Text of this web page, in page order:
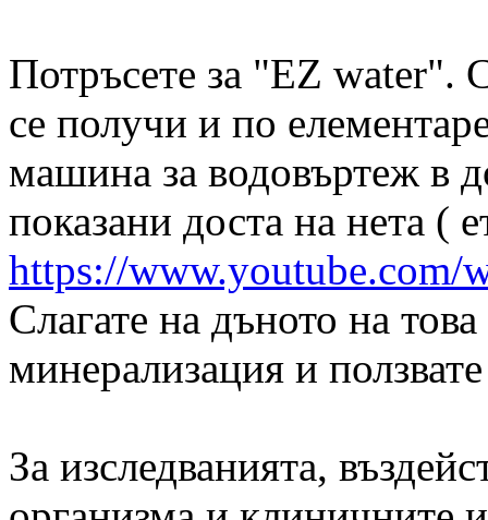
Потръсете за "ЕZ water".
се получи и по
машина за водовъртеж в
показани доста на нета (
https://www.youtube.com/
Слагате на дъното на
минерализация и
За изследванията,